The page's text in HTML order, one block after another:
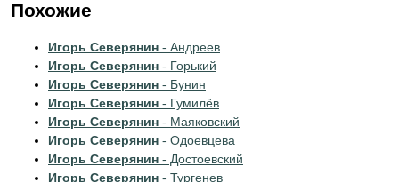
Похожие
Игорь Северянин - Андреев
Игорь Северянин - Горький
Игорь Северянин - Бунин
Игорь Северянин - Гумилёв
Игорь Северянин - Маяковский
Игорь Северянин - Одоевцева
Игорь Северянин - Достоевский
Игорь Северянин - Тургенев